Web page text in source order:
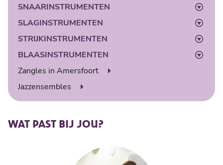
Pianoles
Keyboardles
SNAARINSTRUMENTEN
Basgitaarles
Elektrische gitaarles
SLAGINSTRUMENTEN
Slagwerkles
Drumles
STRIJKINSTRUMENTEN
Contrabasles
BLAASINSTRUMENTEN
Saxofoonles
Zangles in Amersfoort
Jazzensembles
WAT PAST BIJ JOU?